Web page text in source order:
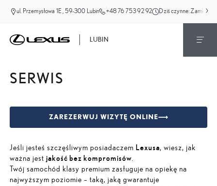
ul. Przemysłowa 1E , 59-300 Lubin +48 76 753 92 92 Dziś czynne:Zamknięte
LUBIN
SERWIS
ZAREZERWUJ WIZYTĘ ONLINE
Jeśli jesteś szczęśliwym posiadaczem Lexusa, wiesz, jak
ważna jest jakość bez kompromisów.
Twój samochód klasy premium zasługuje na opiekę na
najwyższym poziomie – taką, jaką gwarantuje